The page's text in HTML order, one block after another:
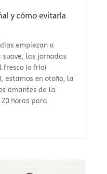
y cómo evitarla
empiezan a
las jornadas
fresco (o frío)
estamos en otoño, la
amantes de la
horas para